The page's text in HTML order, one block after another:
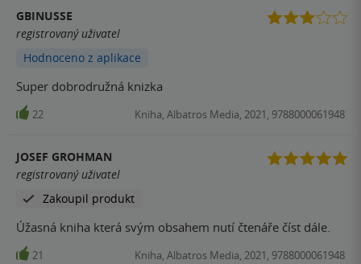
GBINUSSE
registrovaný uživatel
Hodnoceno z aplikace
Super dobrodružná knizka
22 Kniha, Albatros Media, 2021, 9788000061948
JOSEF GROHMAN
registrovaný uživatel
Zakoupil produkt
Úžasná kniha která svým obsahem nutí čtenáře číst dále.
21 Kniha, Albatros Media, 2021, 9788000061948